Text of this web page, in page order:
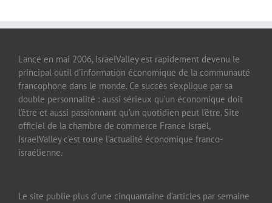
Lancé en mai 2006, IsraelValley est rapidement devenu le
principal outil d’information économique de la communauté
francophone dans le monde. Ce succès s’explique par sa
double personnalité : aussi sérieux qu’un économique doit
l’être et aussi passionnant qu’un quotidien peut l’être. Site
officiel de la chambre de commerce France Israël,
IsraelValley c’est toute l’actualité économique franco-
israélienne.
Le site publie plus d’une cinquantaine d’articles par semaine